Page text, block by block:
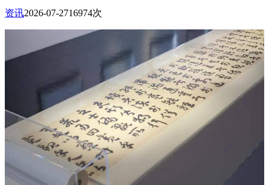
资讯2026-07-2716974次